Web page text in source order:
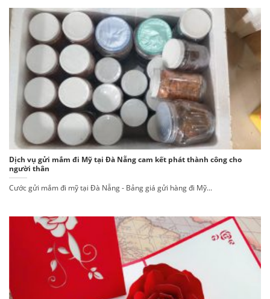
Dịch vụ gửi mắm đi Mỹ tại Đà Nẵng cam kết phát thành công cho
người thân
Cước gửi mắm đi mỹ tại Đà Nẵng - Bảng giá gửi hàng đi Mỹ...